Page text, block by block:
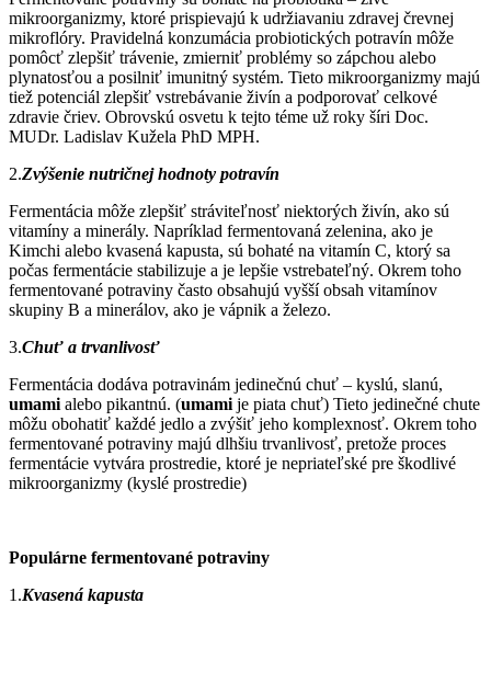
mikroorganizmy, ktoré prispievajú k udržiavaniu zdravej črevnej
mikroflóry. Pravidelná konzumácia probiotických potravín môže
pomôcť zlepšiť trávenie, zmierniť problémy so zápchou alebo
plynatosťou a posilniť imunitný systém. Tieto mikroorganizmy majú
tiež potenciál zlepšiť vstrebávanie živín a podporovať celkové
zdravie čriev. Obrovskú osvetu k tejto téme už roky šíri Doc.
MUDr. Ladislav Kužela PhD MPH.
2.Zvýšenie nutričnej hodnoty potravín
Fermentácia môže zlepšiť stráviteľnosť niektorých živín, ako sú
vitamíny a minerály. Napríklad fermentovaná zelenina, ako je
Kimchi alebo kvasená kapusta, sú bohaté na vitamín C, ktorý sa
počas fermentácie stabilizuje a je lepšie vstrebateľný. Okrem toho
fermentované potraviny často obsahujú vyšší obsah vitamínov
skupiny B a minerálov, ako je vápnik a železo.
3.Chuť a trvanlivosť
Fermentácia dodáva potravinám jedinečnú chuť – kyslú, slanú,
umami alebo pikantnú. (umami je piata chuť) Tieto jedinečné chute
môžu obohatiť každé jedlo a zvýšiť jeho komplexnosť. Okrem toho
fermentované potraviny majú dlhšiu trvanlivosť, pretože proces
fermentácie vytvára prostredie, ktoré je nepriateľské pre škodlivé
mikroorganizmy (kyslé prostredie)
Populárne fermentované potraviny
1.Kvasená kapusta